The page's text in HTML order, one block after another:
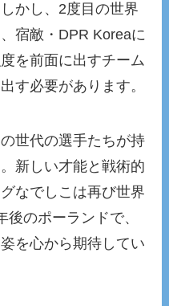
かし、2度目の世界
宿敵・DPR Koreaに
を前面に出すチーム
す必要があります。
世代の選手たちが持
新しい才能と戦術的
なでしこは再び世界
のポーランドで、
を心から期待してい